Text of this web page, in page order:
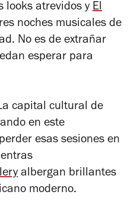
looks atrevidos y El
noches musicales de
No es de extrañar
esperar para
capital cultural de
en este
esas sesiones en
albergan brillantes
moderno.